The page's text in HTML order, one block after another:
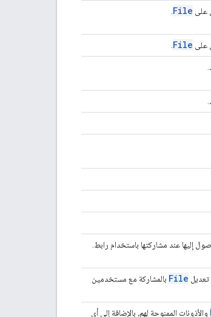
على File
على File
إليها عند مشاركتها باستخدام رابط.
File بالمشاركة مع مستخدمين
والأذونات الممنوحة لهم، بالإضافة إلى أي